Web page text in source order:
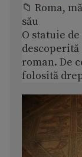
📁 Roma,
său
O statuie
roman. De
folosită